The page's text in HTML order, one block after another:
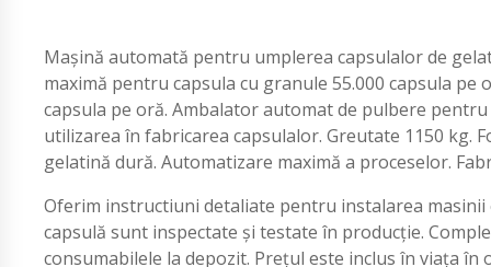
Mașină automată pentru umplerea capsulalor de
maximă pentru capsula cu granule 55.000 capsula
capsula pe oră. Ambalator automat de pulbere
utilizarea în fabricarea capsulalor. Greutate 1150 kg.
gelatină dură. Automatizare maximă a proceselor.
Oferim instructiuni detaliate pentru instalarea masinii
capsulă sunt inspectate și testate în producție.
consumabilele la depozit. Prețul este inclus în viața în